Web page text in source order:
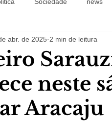
neste
Aracaju
abr. de 2025 2 min de leitura